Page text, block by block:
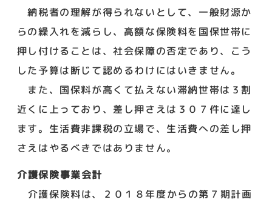
納税者の理解が得られないとして、一般財源か
らの繰入れを減らし、高額な保険料を国保世帯に
押し付けることは、社会保障の否定であり、こう
した予算は断じて認めるわけにはいきません。
また、国保料が高くて払えない滞納世帯は３割
近くに上っており、差し押さえは３０７件に達し
ます。生活費非課税の立場で、生活費への差し押
さえはやるべきではありません。
介護保険事業会計
介護保険料は、２０１８年度からの第７期計画